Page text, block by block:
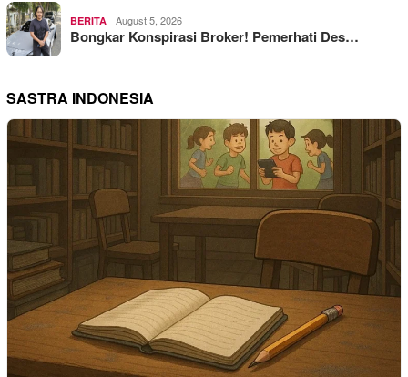
BERITA August 5, 2026
Bongkar Konspirasi Broker! Pemerhati Des…
SASTRA INDONESIA